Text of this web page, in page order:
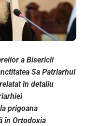
a Bisericii
Sa Patriarhul
în detaliu
prigoana
în Ortodoxia